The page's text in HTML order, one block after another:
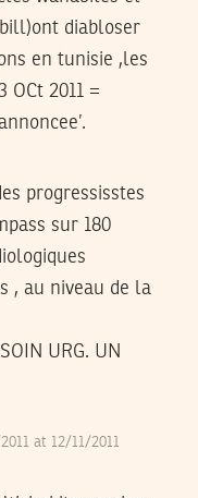
diabloser
en tunisie ,les
OCt 2011 =
progressisstes
sur 180
, au niveau de la
URG. UN
at 12/11/2011